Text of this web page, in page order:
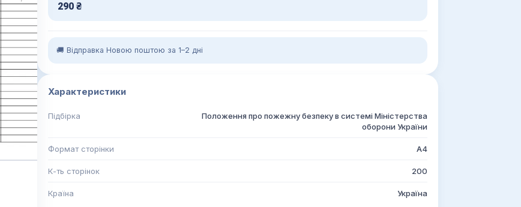
290 ₴
🚚 Відправка Новою поштою за 1–2 дні
Характеристики
Підбірка
Положення про пожежну безпеку в системі Міністерства
оборони України
Формат сторінки А4
К-ть сторінок 200
Країна Україна